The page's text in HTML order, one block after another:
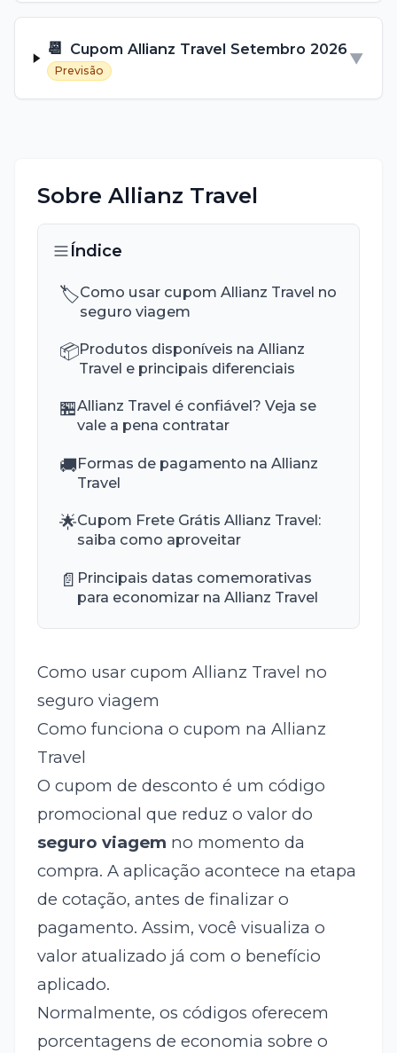
📆 CupomAllianz Travel Setembro 2026
Previsão
▼
Sobre Allianz Travel
Índice
🏷️Como usar cupom Allianz Travel no
seguro viagem
📦Produtos disponíveis na Allianz
Travel e principais diferenciais
🏪Allianz Travel é confiável? Veja se
vale a pena contratar
🚚Formas de pagamento na Allianz
Travel
🌟Cupom Frete Grátis Allianz Travel:
saiba como aproveitar
📄 Principais datas comemorativas
para economizar na Allianz Travel
Como usar cupom Allianz Travel no
seguro viagem
Como funciona o cupom na Allianz
Travel
O cupom de desconto é um código
promocional que reduz o valor do
seguro viagem no momento da
compra. A aplicação acontece na etapa
de cotação, antes de finalizar o
pagamento. Assim, você visualiza o
valor atualizado já com o benefício
aplicado.
Normalmente, os códigos oferecem
porcentagens de economia sobre o